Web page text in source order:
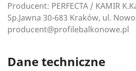
Producent: PERFECTA / KAMIR
Sp.Jawna 30-683 Kraków, ul.
producent@profilebalkonowe.pl
Dane techniczne